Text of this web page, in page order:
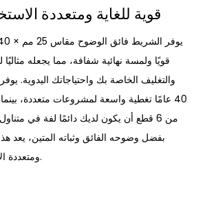
قوية للغاية ومتعددة
قويًا ولمسة نهائية شفافة، مما يجعله مثاليًا
40 عامًا تغطية واسعة لمشروعات متعددة،
من 6 قطع أن يكون لديك دائمًا لفة في
بفضل وضوحه الفائق وثباته المتين، يعد
ومتعددة الاستخدامات لأي مهمة.